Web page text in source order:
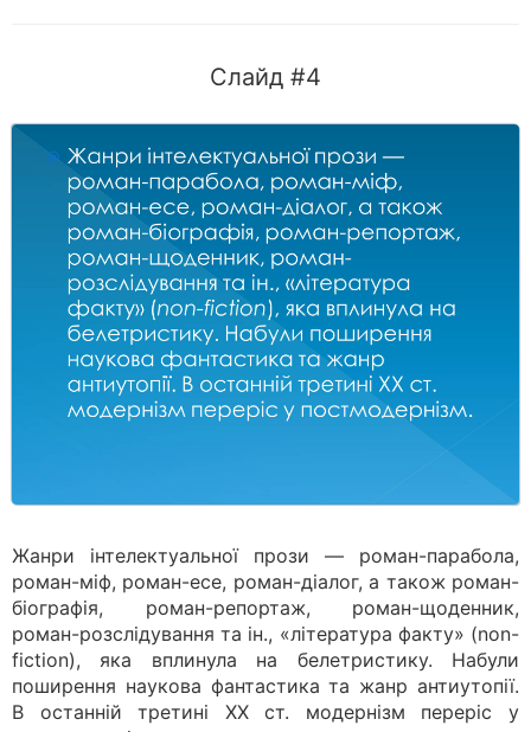
Слайд #4
Жанри інтелектуальної прози — роман-парабола,
роман-міф, роман-есе, роман-діалог, а також роман-
біографія, роман-репортаж, роман-щоденник,
роман-розслідування та ін., «література факту» (non-
fiction), яка вплинула на белетристику. Набули
поширення наукова фантастика та жанр антиутопії.
В останній третині ХХ ст. модернізм переріс у